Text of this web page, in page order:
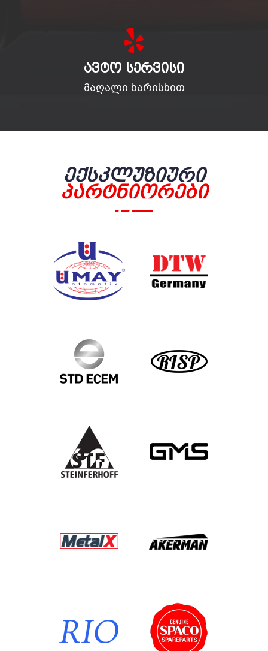
ᲐᲕᲢᲝ ᲡᲔᲠᲕᲘᲡᲘ
მაღალი ხარისხით
Ექსკლუზიური
Პარტნიორები